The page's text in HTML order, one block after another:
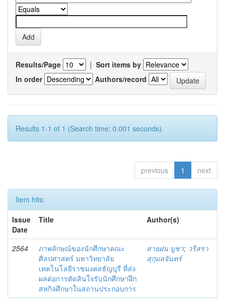
Results/Page | Sort items by
In order
Authors/record
Results 1-1 of 1 (Search time: 0.001 seconds).
previous 1 next
Item hits:
Issue
Date
Title Author(s)
2564
ภาพลักษณ์ของนักศึกษาคณะ
ศิลปศาสตร์ มหาวิทยาลัย
เทคโนโลยีราชมงคลธัญบุรี ที่ส่ง
ผลต่อการตัดสินใจรับนักศึกษาฝึก
สหกิจศึกษาในสถานประกอบการ
สายฝน บูชา; วริสรา
สุกุมลจันทร์